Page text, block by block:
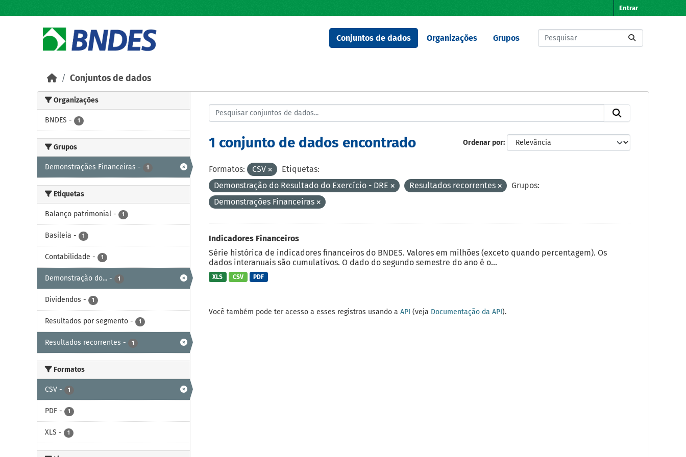
Entrar
Conjuntos de dados Organizações Grupos
Conjuntos de dados
Organizações
BNDES - 1
Grupos
Demonstrações Financeiras - 1
Etiquetas
Balanço patrimonial - 1
Basileia - 1
Contabilidade - 1
Demonstração do... - 1
Dividendos - 1
Resultados por segmento - 1
Resultados recorrentes - 1
Formatos
CSV - 1
PDF - 1
XLS - 1
Ordenar por
1 conjunto de dados encontrado
Formatos: CSV
Etiquetas:
Demonstração do Resultado do Exercício - DRE
Resultados recorrentes
Grupos:
Demonstrações Financeiras
Indicadores Financeiros
Série histórica de indicadores financeiros do BNDES. Valores em milhões (exceto quando percentagem). Os
dados interanuais são cumulativos. O dado do segundo semestre do ano é o...
XLS CSV PDF
Você também pode ter acesso a esses registros usando a API (veja Documentação da API).